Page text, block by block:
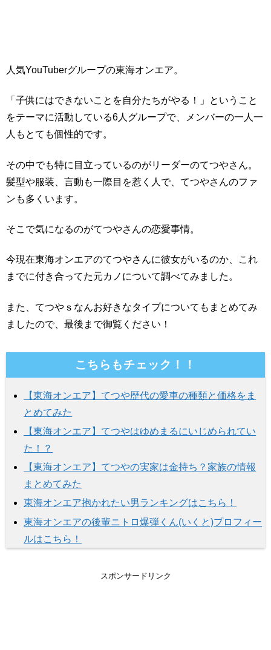
人気YouTuberグループの東海オンエア。
「子供にはできないことを自分たちがやる！」ということ
をテーマに活動している6人グループで、メンバーの一人一
人もとても個性的です。
その中でも特に目立っているのがリーダーのてつやさん。
髪型や服装、言動も一際目を惹く人で、てつやさんのファ
ンも多くいます。
そこで気になるのがてつやさんの恋愛事情。
今現在東海オンエアのてつやさんに彼女がいるのか、これ
までに付き合ってた元カノについて調べてみました。
また、てつやｓなんお好きなタイプについてもまとめてみ
ましたので、最後まで御覧ください！
こちらもチェック！！
【東海オンエア】てつや歴代の愛車の種類と価格をま
とめてみた
【東海オンエア】てつやはゆめまるにいじめられてい
た！？
【東海オンエア】てつやの実家は金持ち？家族の情報
まとめてみた
東海オンエア抱かれたい男ランキングはこちら！
東海オンエアの後輩ニトロ爆弾くん(いくと)プロフィー
ルはこちら！
スポンサードリンク